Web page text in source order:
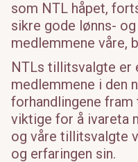
som NTL håpet,
sikre gode lønns-
medlemmene våre,
NTLs tillitsvalgte er
medlemmene i den
forhandlingene
viktige for å ivareta
og våre tillitsvalgte
og erfaringen sin.